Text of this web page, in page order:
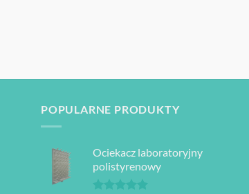
POPULARNE PRODUKTY
Ociekacz laboratoryjny
polistyrenowy